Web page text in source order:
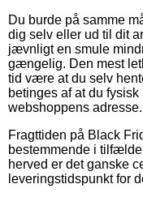
Du burde på samme
dig selv eller ud til dit
jævnligt en smule
gængelig. Den mest
tid være at du selv
betinges af at du
webshoppens adresse.
Fragttiden på Black
bestemmende i
herved er det ganske
leveringstidspunkt for